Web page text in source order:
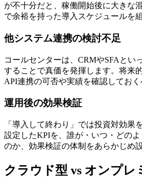
が不十分だと、稼働開始後に大きな
で余裕を持った導入スケジュールを
他システム連携の検討不足
コールセンターは、CRMやSFAとい
することで真価を発揮します。将来
API連携の可否や実績を確認しておく
運用後の効果検証
「導入して終わり」では投資対効果
設定したKPIを、誰が・いつ・どの
のか、効果検証の体制をあらかじめ
クラウド型 vs オンプ